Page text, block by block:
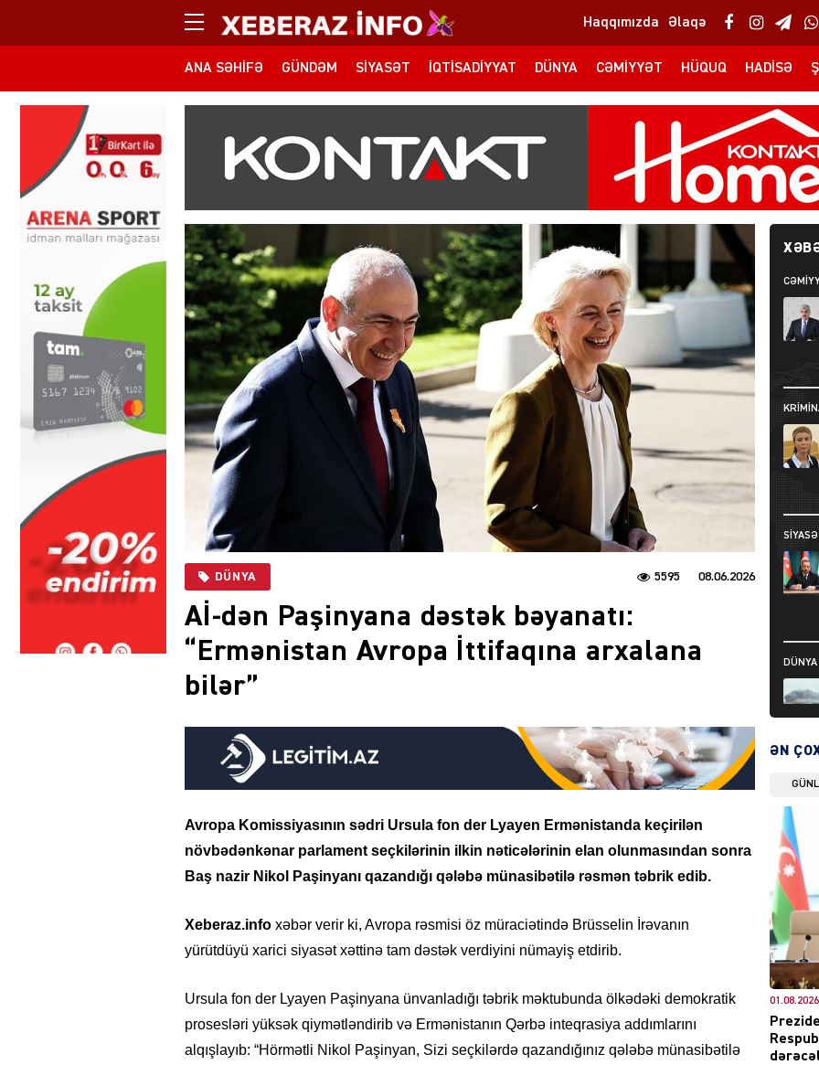
Haqqımızda Əlaqə
ANA SƏHIFƏ GÜNDƏM SIYASƏT İQTISADIYYAT DÜNYA CƏMIYYƏT HÜQUQ HADISƏ
DÜNYA 08.06.2026
5595
Aİ-dən Paşinyana dəstək bəyanatı:
“Ermənistan Avropa İttifaqına arxalana
bilər”
Avropa Komissiyasının sədri Ursula fon der Lyayen Ermənistanda keçirilən
növbədənkənar parlament seçkilərinin ilkin nəticələrinin elan olunmasından sonra
Baş nazir Nikol Paşinyanı qazandığı qələbə münasibətilə rəsmən təbrik edib.
Xeberaz.info xəbər verir ki, Avropa rəsmisi öz müraciətində Brüsselin İrəvanın
yürütdüyü xarici siyasət xəttinə tam dəstək verdiyini nümayiş etdirib.
Ursula fon der Lyayen Paşinyana ünvanladığı təbrik məktubunda ölkədəki demokratik
prosesləri yüksək qiymətləndirib və Ermənistanın Qərbə inteqrasiya addımlarını
alqışlayıb: “Hörmətli Nikol Paşinyan, Sizi seçkilərdə qazandığınız qələbə münasibətilə
DÜNYA
XARİCİ
ƏN
01.08.2026